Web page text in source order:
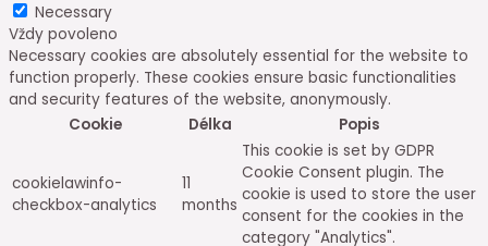
Necessary
Vždy povoleno
Necessary cookies are absolutely essential for the website to
function properly. These cookies ensure basic functionalities
and security features of the website, anonymously.
Cookie
Délka Popis
cookielawinfo-
checkbox-analytics
11
months
This cookie is set by GDPR
Cookie Consent plugin. The
cookie is used to store the user
consent for the cookies in the
category "Analytics".